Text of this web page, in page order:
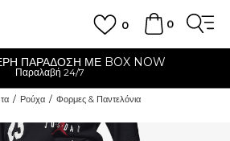
0
0
ΠΑΡΑΔΟΣΗ ΜΕ BOX NOW
Παραλαβή 24/7
Ρούχα
Φορμες & Παντελόνια